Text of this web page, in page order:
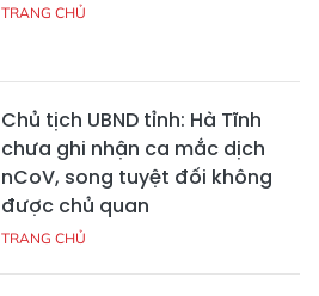
TRANG CHỦ
Chủ tịch UBND tỉnh: Hà Tĩnh
chưa ghi nhận ca mắc dịch
nCoV, song tuyệt đối không
được chủ quan
TRANG CHỦ